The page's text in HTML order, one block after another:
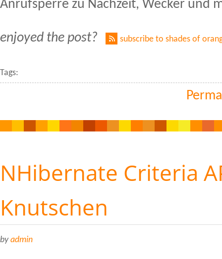
Anrufsperre zu Nachzeit, Wecker und
enjoyed the post? subscribe to shades of
Tags:
NHibernate Criteria
Knutschen
byadmin